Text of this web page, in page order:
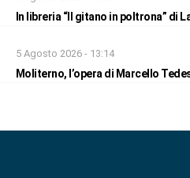
In libreria “Il gitano in poltrona” di
5 Agosto 2026 - 13:14
Moliterno, l’opera di Marcello